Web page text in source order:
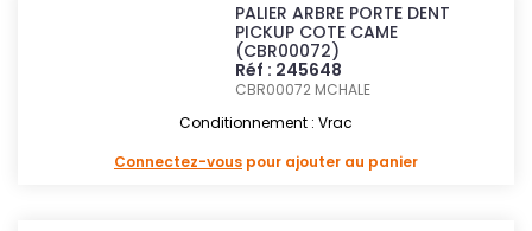
PALIER ARBRE PORTE DENT
PICKUP COTE CAME
(CBR00072)
Réf : 245648
CBR00072 MCHALE
Conditionnement : Vrac
Connectez-vous pour ajouter au panier